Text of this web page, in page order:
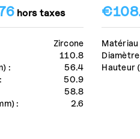
Zircone
110.8
:
56.4
50.9
58.8
:
2.6
hors taxes
Matériau
Hauteur
€